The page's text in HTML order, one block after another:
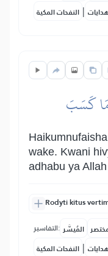
النفحات المكية | هدايات
كَسَبَ
wake. Kwani
adhabu ya
Rodyti kitus
التفاسير: المُيسَّر
النفحات المكية | هدايات